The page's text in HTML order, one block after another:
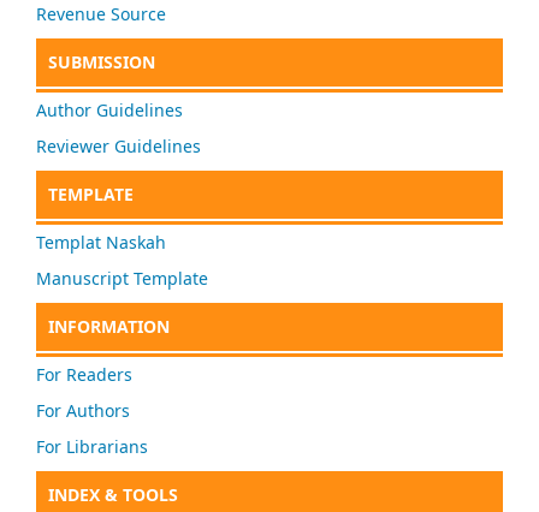
Revenue Source
SUBMISSION
Author Guidelines
Reviewer Guidelines
TEMPLATE
Templat Naskah
Manuscript Template
INFORMATION
For Readers
For Authors
For Librarians
INDEX & TOOLS